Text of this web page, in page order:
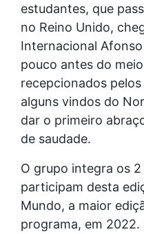
estudantes, que
no Reino Unido,
Internacional
pouco antes do
recepcionados
alguns vindos do
dar o primeiro
de saudade.
O grupo integra os
participam desta
Mundo, a maior
programa, em 2022.